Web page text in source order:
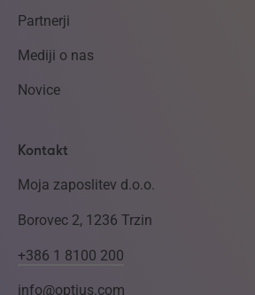
Partnerji
Mediji o nas
Novice
Kontakt
Moja zaposlitev d.o.o.
Borovec 2, 1236 Trzin
+386 1 8100 200
info@optius.com